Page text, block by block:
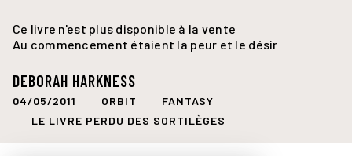
Ce livre n'est plus disponible à la vente
Au commencement étaient la peur et le désir
DEBORAH HARKNESS
04/05/2011 ORBIT
FANTASY
LE LIVRE PERDU DES SORTILÈGES